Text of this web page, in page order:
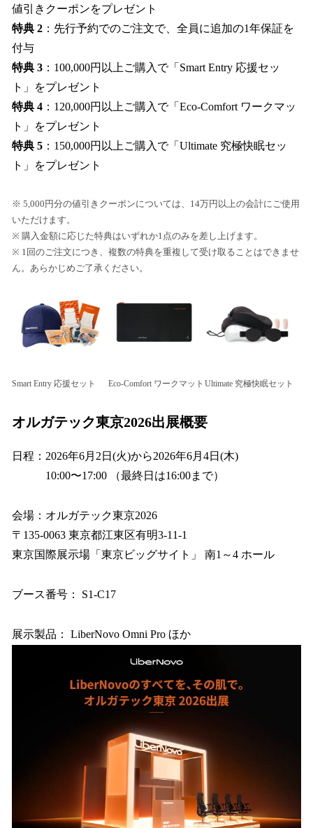
値引きクーポンをプレゼント
特典 2 ：先行予約でのご注文で、全員に追加の1年保証を
付与
特典 3 ：100,000円以上ご購入で「Smart Entry 応援セッ
ト」をプレゼント
特典 4 ：120,000円以上ご購入で「Eco-Comfort ワークマッ
ト」をプレゼント
特典 5 ：150,000円以上ご購入で「Ultimate 究極快眠セッ
ト」をプレゼント
※ 5,000円分の値引きクーポンについては、14万円以上の会計にご使用
いただけます。
※ 購入金額に応じた特典はいずれか1点のみを差し上げます。
※ 1回のご注文につき、複数の特典を重複して受け取ることはできませ
ん。あらかじめご了承ください。
Smart Entry 応援セット Eco-Comfort ワークマット Ultimate 究極快眠セット
オルガテック東京2026出展概要
日程：2026年6月2日(火)から2026年6月4日(木)
10:00〜17:00 （最終日は16:00まで）
会場：オルガテック東京2026
〒135-0063 東京都江東区有明3-11-1
東京国際展示場「東京ビッグサイト」 南1～4 ホール
ブース番号： S1-C17
展示製品： LiberNovo Omni Pro ほか